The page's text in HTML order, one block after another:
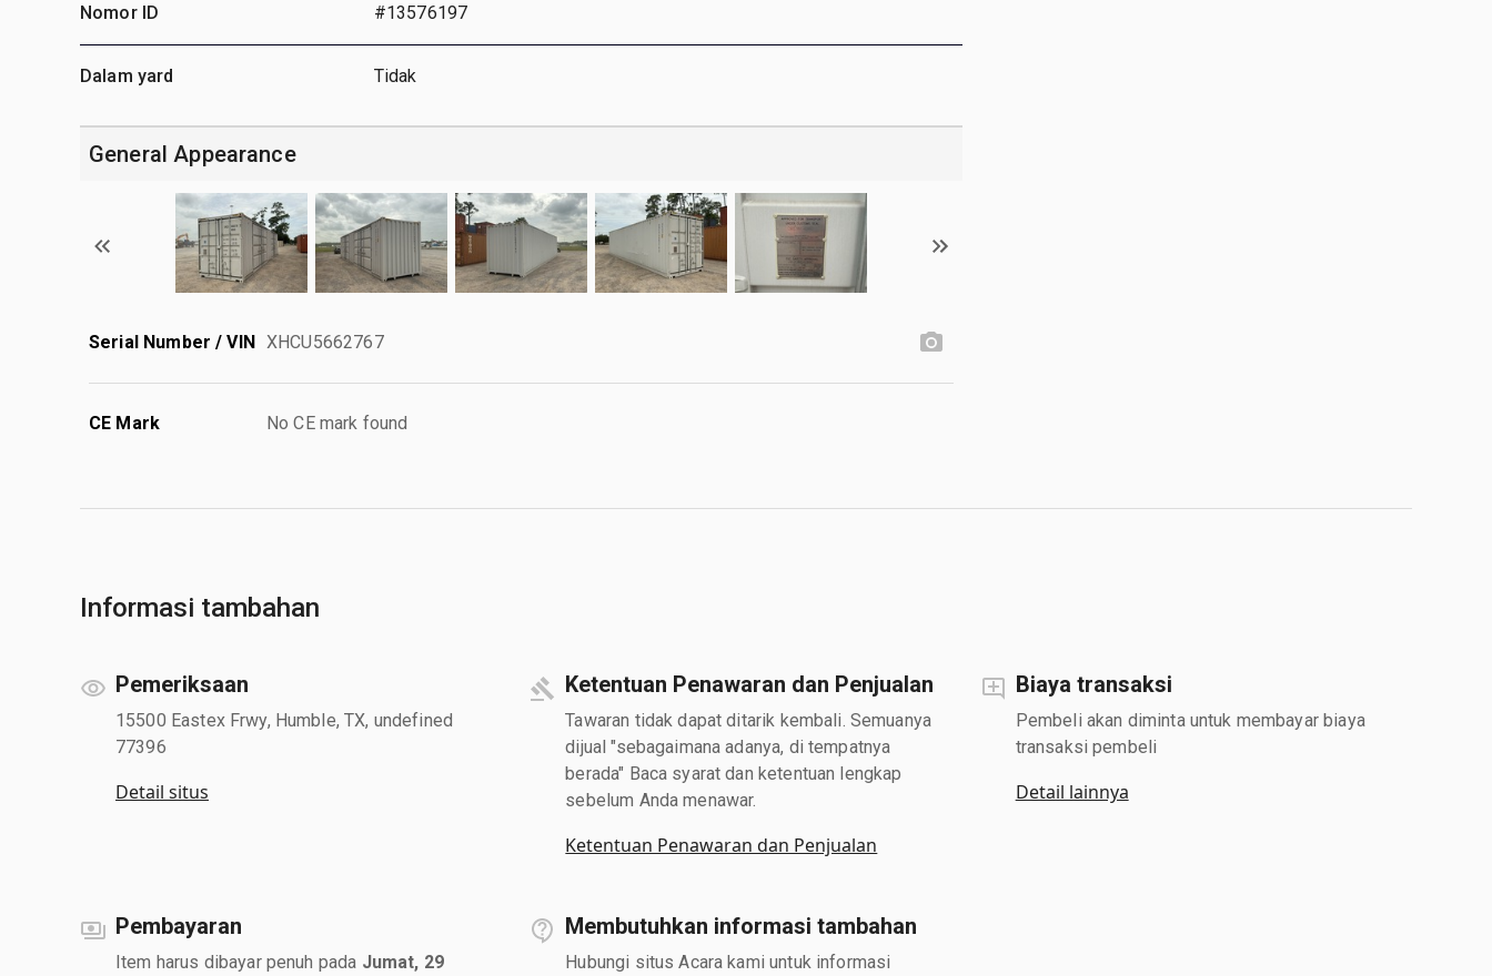
Nomor ID #13576197
Dalam yard Tidak
General Appearance
Serial Number / VIN XHCU5662767
CE Mark No CE mark found
Informasi tambahan
Pemeriksaan
15500 Eastex Frwy, Humble, TX, undefined
77396
Detail situs
Ketentuan Penawaran dan Penjualan
Tawaran tidak dapat ditarik kembali. Semuanya
dijual "sebagaimana adanya, di tempatnya
berada" Baca syarat dan ketentuan lengkap
sebelum Anda menawar.
Ketentuan Penawaran dan Penjualan
Biaya transaksi
Pembeli akan diminta untuk membayar biaya
transaksi pembeli
Detail lainnya
Pembayaran
Item harus dibayar penuh pada Jumat, 29
Membutuhkan informasi tambahan
Hubungi situs Acara kami untuk informasi